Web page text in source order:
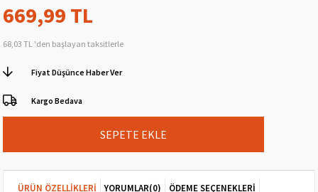
669,99 TL
68,03 TL 'den başlayan taksitlerle
Fiyat Düşünce Haber Ver
Kargo Bedava
ÜRÜN ÖZELLIKLERI YORUMLAR(0)
ÖDEME SEÇENEKLERI